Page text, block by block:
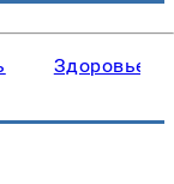
Здоровье